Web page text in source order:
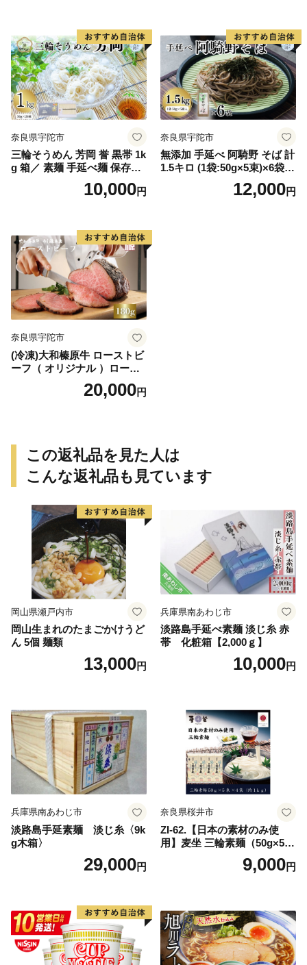
し 正月 奈良県 宇陀市 光福久
屋
良県 宇陀市 ふるさと納税
奈良県宇陀市
三輪そうめん 芳岡 誉 黒帯 1k
g 箱／ 素麺 手延べ麺 保存食
温かい 鍋の締め 化粧箱 お取
り寄せ ギフト 奈良県 宇陀市
10,000円
奈良県宇陀市
無添加 手延べ 阿騎野 そば 計
1.5キロ (1袋:50g×5束)×6袋／
蕎麦 麺 保存食 年越しそば お
取り寄せ ギフト 芳岡 奈良県
12,000円
奈良県宇陀市
(冷凍)大和榛原牛 ローストビ
ーフ（ オリジナル ）ロース
ト 180g ／ふるさと納税 和牛
父の日 母の日 ギフト 黒毛和
20,000円
この返礼品を見た人は
こんな返礼品も見ています
岡山県瀬戸内市
岡山生まれのたまごかけうど
ん 5個 麺類
13,000円
兵庫県南あわじ市
淡路島手延べ素麺 淡じ糸 赤
帯 化粧箱【2,000ｇ】
10,000円
兵庫県南あわじ市
淡路島手延素麺 淡じ糸〈9k
g木箱〉
29,000円
奈良県桜井市
ZI-62.【日本の素材のみ使
用】麦坐 三輪素麺（50g×5束
9,000円